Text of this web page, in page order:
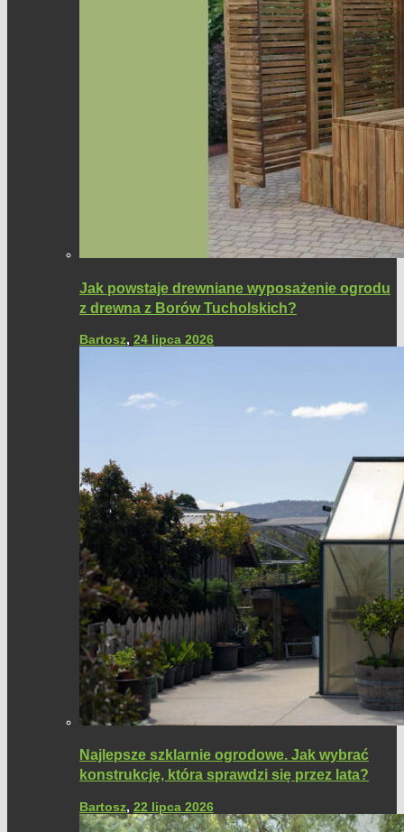
Jak powstaje drewniane wyposażenie ogrodu
z drewna z Borów Tucholskich?
Bartosz, 24 lipca 2026
Najlepsze szklarnie ogrodowe. Jak wybrać
konstrukcję, która sprawdzi się przez lata?
Bartosz, 22 lipca 2026